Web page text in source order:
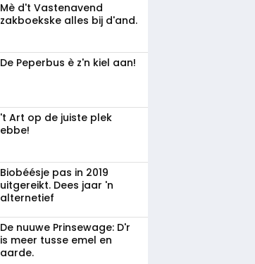
Mè d't Vastenavend
zakboekske alles bij d'and.
De Peperbus è z'n kiel aan!
't Art op de juiste plek
ebbe!
Biobéésje pas in 2019
uitgereikt. Dees jaar 'n
alternetief
De nuuwe Prinsewage: D'r
is meer tusse emel en
aarde.